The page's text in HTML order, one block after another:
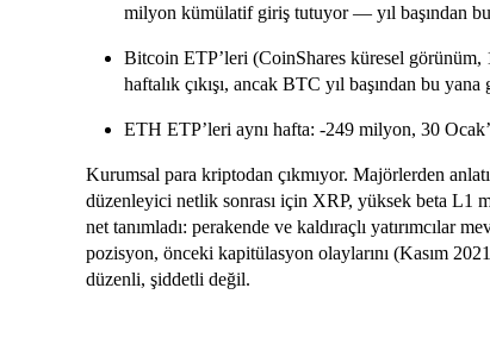
milyon kümülatif giriş tutuyor — yıl başından bu
Bitcoin ETP’leri (CoinShares küresel görünüm,
haftalık çıkışı, ancak BTC yıl başından bu
ETH ETP’leri aynı hafta: -249 milyon, 30
Kurumsal para kriptodan çıkmıyor. Majörlerden
düzenleyici netlik sonrası için XRP, yüksek beta L1
net tanımladı: perakende ve kaldıraçlı yatırımcılar
pozisyon, önceki kapitülasyon olaylarını (Kasım
düzenli, şiddetli değil.